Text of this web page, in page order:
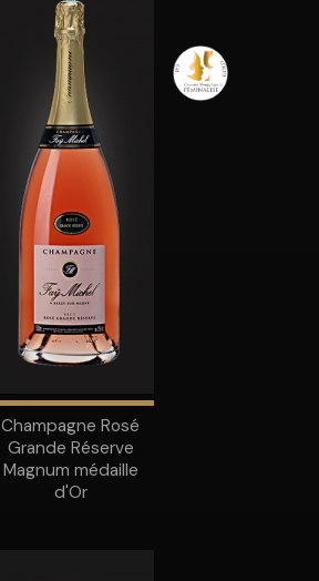
Champagne Rosé
Grande Réserve
Magnum médaille
d'Or